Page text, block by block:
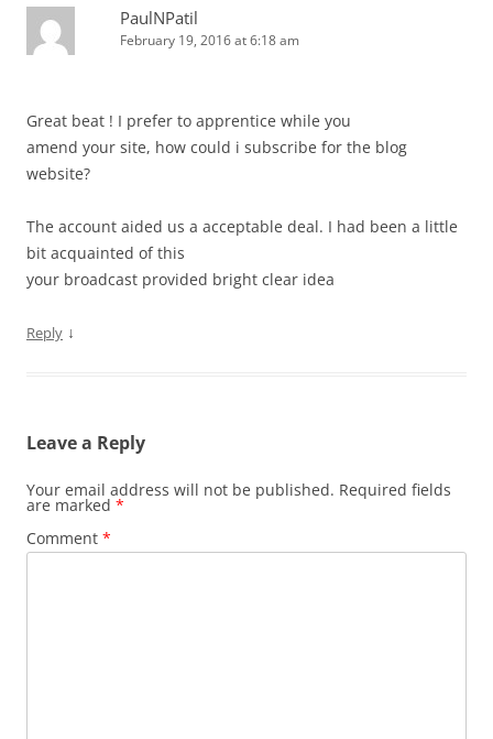
PaulNPatil
February 19, 2016 at 6:18 am
Great beat ! I prefer to apprentice while you
amend your site, how could i subscribe for the blog
website?
The account aided us a acceptable deal. I had been a little
bit acquainted of this
your broadcast provided bright clear idea
Reply ↓
Leave a Reply
Your email address will not be published. Required fields
are marked *
Comment *